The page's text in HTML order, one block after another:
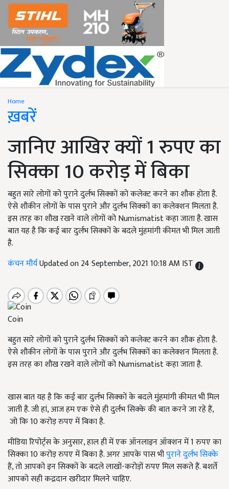
Home
ख़बरें
जानिए आखिर क्यों 1 रुपए का
सिक्का 10 करोड़ में बिका
बहुत सारे लोगों को पुराने दुर्लभ सिक्कों को कलेक्ट करने का शौक होता है.
ऐसे शौकीन लोगों के पास पुराने और दुर्लभ सिक्कों का कलेक्शन मिलता है.
इस तरह का शौख रखने वाले लोगों को Numismatist कहा जाता है. खास
बात यह है कि कई बार दुर्लभ सिक्कों के बदले मुंहमांगी कीमत भी मिल जाती
है.
कंचन मौर्यUpdated on 24 September, 2021 10:18 AM IST
Coin
बहुत सारे लोगों को पुराने दुर्लभ सिक्कों को कलेक्ट करने का शौक होता है.
ऐसे शौकीन लोगों के पास पुराने और दुर्लभ सिक्कों का कलेक्शन मिलता है.
इस तरह का शौख रखने वाले लोगों को Numismatist कहा जाता है.
खास बात यह है कि कई बार दुर्लभ सिक्कों के बदले मुंहमांगी कीमत भी मिल
जाती है. जी हां, आज हम एक ऐसे ही दुर्लभ सिक्के की बात करने जा रहे हैं,
जो कि 10 करोड़ रुपए में बिका है.
मीडिया रिपोर्ट्स के अनुसार, हाल ही में एक ऑनलाइन ऑक्शन में 1 रुपए का
सिक्का 10 करोड़ रुपए में बिका है. अगर आपके पास भीपुराने दुर्लभ सिक्के
हैं, तो आपको इन सिक्कों के बदले लाखों-करोड़ों रुपए मिल सकते हैं. बशर्ते
आपको सही कद्रदान खरीदार मिलने चाहिए.